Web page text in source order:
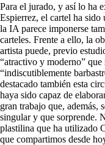
Para el jurado, y así lo ha
Espierrez, el cartel ha sido
la IA parece imponerse
carteles. Frente a ello, la
artista puede, previo
“atractivo y moderno” que
“indiscutiblemente
destacado también esta
haya sido capaz de
gran trabajo que, además,
singular y que sorprende.
plastilina que ha utilizado
que compartimos desde